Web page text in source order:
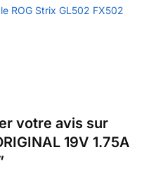
ROG Strix GL502 FX502
votre avis sur
19V 1.75A